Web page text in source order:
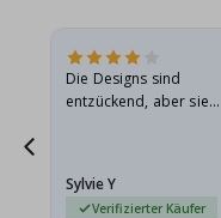
Die Designs sind
entzückend, aber sie
sie…
Sylvie Y
Verifizierter Käufer